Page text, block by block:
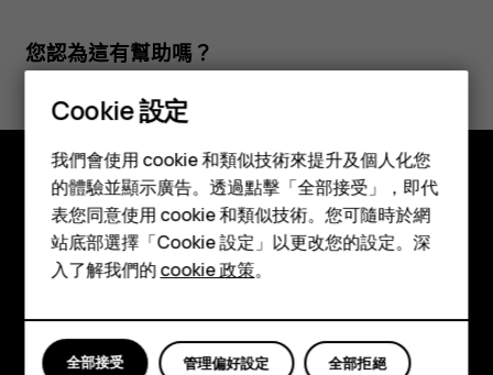
智慧型手機
功能型手機
配件
平板電腦
您認為這有幫助嗎？
是 否
探索
關於
支援
Cookie 設定
我們會使用 cookie 和類似技術來提升及個人化您
的體驗並顯示廣告。透過點擊「全部接受」，即代
表您同意使用 cookie 和類似技術。您可隨時於網
站底部選擇「Cookie 設定」以更改您的設定。深
入了解我們的cookie 政策。
全部拒絕
管理偏好設定
全部接受